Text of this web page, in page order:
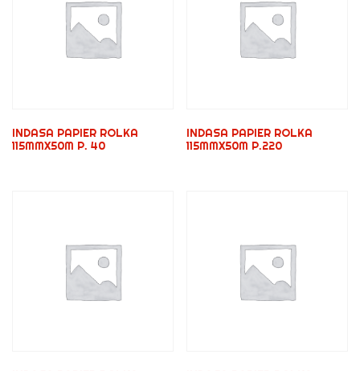
INDASA PAPIER ROLKA
115MMX50M P. 40
INDASA PAPIER ROLKA
115MMX50M P.220